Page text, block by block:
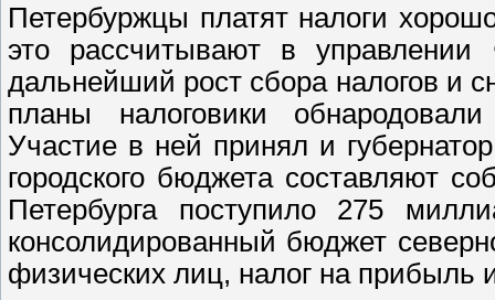
Петербуржцы платят налоги
это рассчитывают в
дальнейший рост сбора налогов и
планы налоговики
Участие в ней принял и
городского бюджета составляют
Петербурга поступило 275
консолидированный бюджет
физических лиц, налог на прибыль